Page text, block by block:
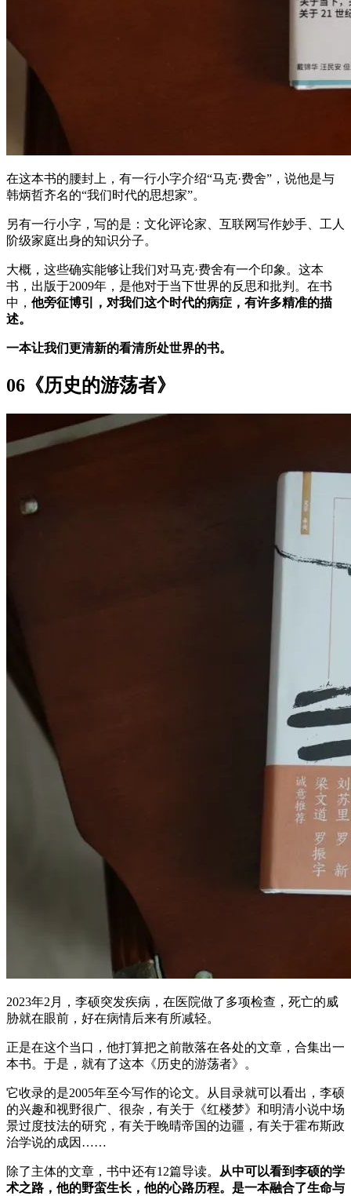
在这本书的腰封上，有一行小字介绍“马克·费舍”，说他是与
韩炳哲齐名的“我们时代的思想家”。
另有一行小字，写的是：文化评论家、互联网写作妙手、工人
阶级家庭出身的知识分子。
大概，这些确实能够让我们对马克·费舍有一个印象。这本
书，出版于2009年，是他对于当下世界的反思和批判。在书
中， 他旁征博引，对我们这个时代的病症，有许多精准的描
述。
一本让我们更清新的看清所处世界的书。
06《历史的游荡者》
2023年2月，李硕突发疾病，在医院做了多项检查，死亡的威
胁就在眼前，好在病情后来有所减轻。
正是在这个当口，他打算把之前散落在各处的文章，合集出一
本书。于是，就有了这本《历史的游荡者》。
它收录的是2005年至今写作的论文。从目录就可以看出，李硕
的兴趣和视野很广、很杂，有关于《红楼梦》和明清小说中场
景过度技法的研究，有关于晚晴帝国的边疆，有关于霍布斯政
治学说的成因……
除了主体的文章，书中还有12篇导读。
从中可以看到李硕的学
术之路，他的野蛮生长，他的心路历程。是一本融合了生命与